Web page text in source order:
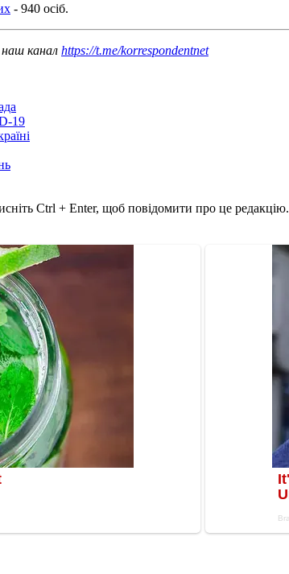
- 940 осіб.
наш канал https://t.me/korrespondentnet
19
Ctrl + Enter, щоб повідомити про це редакцію.